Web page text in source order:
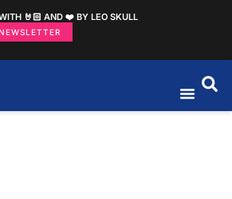
🤘🏻 AND ❤️ BY LEO SKULL